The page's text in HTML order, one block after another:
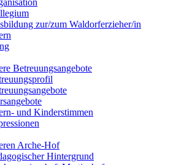
zur/zum Waldorferzieher/in
Betreuungsangebote
und Kinderstimmen
Arche-Hof
Hintergrund